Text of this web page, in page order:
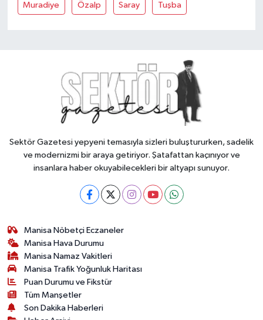
Muradiye Özalp Saray Tuşba
Sektör Gazetesi yepyeni temasıyla sizleri buluştururken, sadelik
ve modernizmi bir araya getiriyor. Şatafattan kaçınıyor ve
insanlara haber okuyabilecekleri bir altyapı sunuyor.
Manisa Nöbetçi Eczaneler
Manisa Hava Durumu
Manisa Namaz Vakitleri
Manisa Trafik Yoğunluk Haritası
Puan Durumu ve Fikstür
Tüm Manşetler
Son Dakika Haberleri